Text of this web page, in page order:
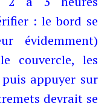
: le bord se
évidemment)
couvercle, les
appuyer sur
devrait se